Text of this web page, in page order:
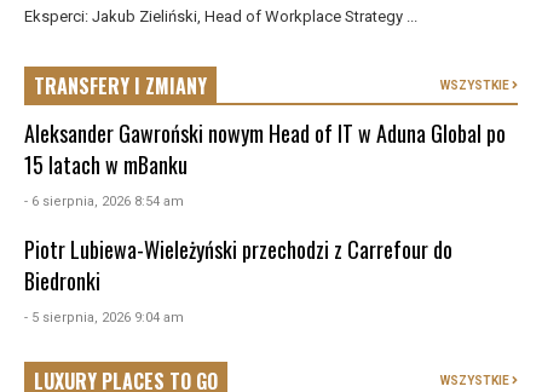
Eksperci: Jakub Zieliński, Head of Workplace Strategy ...
TRANSFERY I ZMIANY WSZYSTKIE
Aleksander Gawroński nowym Head of IT w Aduna Global po
15 latach w mBanku
- 6 sierpnia, 2026 8:54 am
Piotr Lubiewa-Wieleżyński przechodzi z Carrefour do
Biedronki
- 5 sierpnia, 2026 9:04 am
LUXURY PLACES TO GO WSZYSTKIE